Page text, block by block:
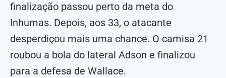
finalização passou perto da meta do
Inhumas. Depois, aos 33, o atacante
desperdiçou mais uma chance. O camisa 21
roubou a bola do lateral Adson e finalizou
para a defesa de Wallace.